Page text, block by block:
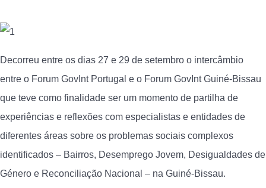
Decorreu entre os dias 27 e 29 de setembro o intercâmbio
entre o Forum GovInt Portugal e o Forum GovInt Guiné-Bissau
que teve como finalidade ser um momento de partilha de
experiências e reflexões com especialistas e entidades de
diferentes áreas sobre os problemas sociais complexos
identificados – Bairros, Desemprego Jovem, Desigualdades de
Género e Reconciliação Nacional – na Guiné-Bissau.